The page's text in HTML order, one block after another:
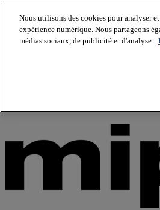
About us
Nous utilisons des cookies pour analyser
expérience numérique. Nous partageons
médias sociaux, de publicité et d'analyse.